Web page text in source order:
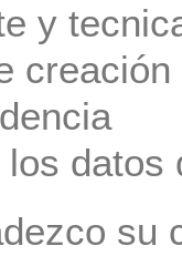
y
creación
datos
su